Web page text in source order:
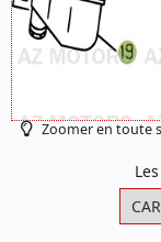
Zoomer en toute